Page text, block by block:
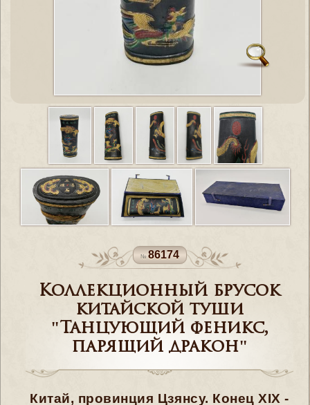
86174
Коллекционный брусок
китайской туши
"Танцующий феникс,
парящий дракон"
Китай, провинция Цзянсу. Конец XIX -